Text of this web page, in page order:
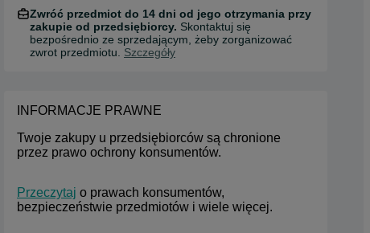
Zwróć przedmiot do 14 dni od jego otrzymania przy
zakupie od przedsiębiorcy. Skontaktuj się
bezpośrednio ze sprzedającym, żeby zorganizować
zwrot przedmiotu. Szczegóły
INFORMACJE PRAWNE
Twoje zakupy u przedsiębiorców są chronione
przez prawo ochrony konsumentów.
Przeczytaj o prawach konsumentów,
bezpieczeństwie przedmiotów i wiele więcej.